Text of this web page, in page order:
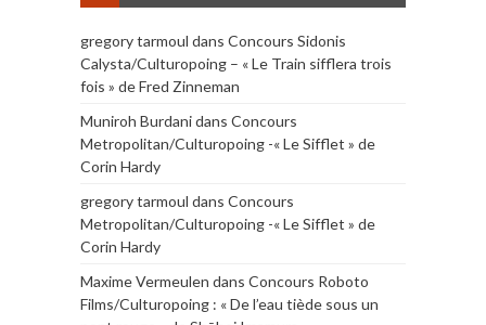
gregory tarmoul dans Concours Sidonis
Calysta/Culturopoing – « Le Train sifflera trois
fois » de Fred Zinneman
Muniroh Burdanidans Concours
Metropolitan/Culturopoing -« Le Sifflet » de
Corin Hardy
gregory tarmoul dans Concours
Metropolitan/Culturopoing -« Le Sifflet » de
Corin Hardy
Maxime Vermeulen dans Concours Roboto
Films/Culturopoing : « De l’eau tiède sous un